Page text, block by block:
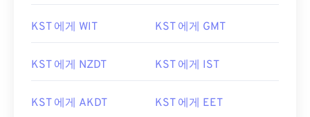
KST 에게 WIT KST 에게 GMT
KST 에게 NZDT KST 에게 IST
KST 에게 AKDT KST 에게 EET